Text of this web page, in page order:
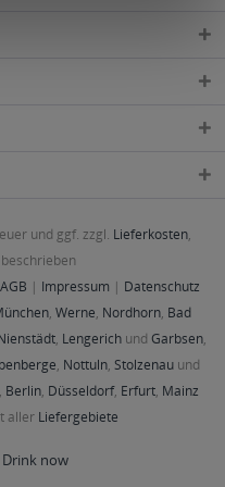
und ggf. zzgl. Lieferkosten,
AGB | Impressum | Datenschutz
, Werne, Nordhorn, Bad
, Lengerichund Garbsen,
, Nottuln, Stolzenau und
, Berlin, Düsseldorf, Erfurt, Mainz
aller Liefergebiete
Drink now